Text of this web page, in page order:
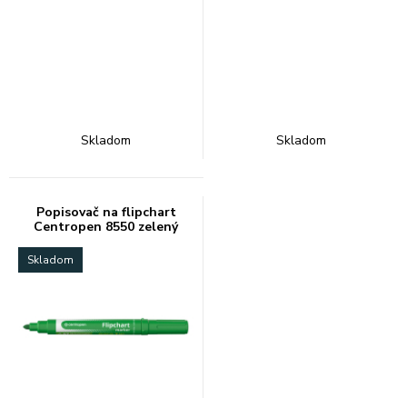
Skladom Skladom
Popisovač na flipchart
Centropen 8550 zelený
Skladom